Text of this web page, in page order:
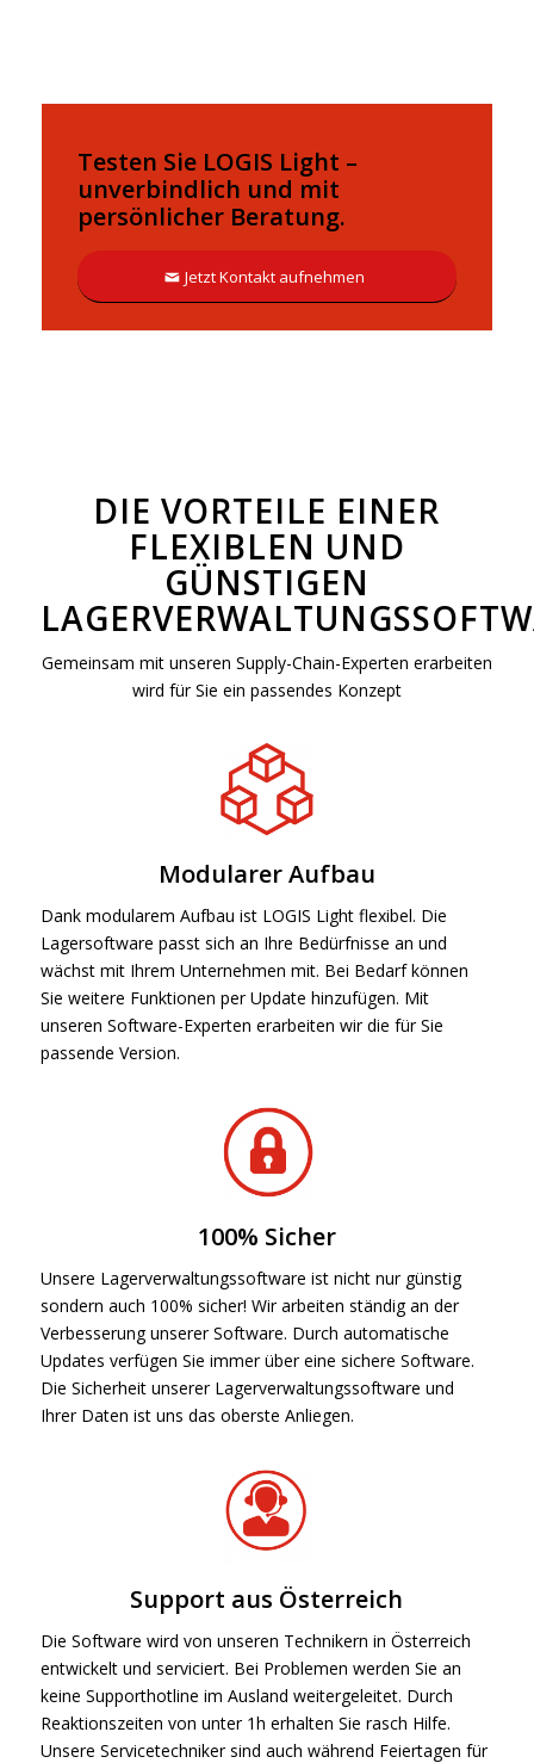
Testen Sie LOGIS Light –
unverbindlich und mit
persönlicher Beratung.
Jetzt Kontakt aufnehmen
DIE VORTEILE EINER
FLEXIBLEN UND
GÜNSTIGEN
Gemeinsam mit unseren Supply-Chain-Experten erarbeiten
wird für Sie ein passendes Konzept
Modularer Aufbau
Dank modularem Aufbau ist LOGIS Light flexibel. Die
Lagersoftware passt sich an Ihre Bedürfnisse an und
wächst mit Ihrem Unternehmen mit. Bei Bedarf können
Sie weitere Funktionen per Update hinzufügen. Mit
unseren Software-Experten erarbeiten wir die für Sie
passende Version.
100% Sicher
Unsere Lagerverwaltungssoftware ist nicht nur günstig
sondern auch 100% sicher! Wir arbeiten ständig an der
Verbesserung unserer Software. Durch automatische
Updates verfügen Sie immer über eine sichere Software.
Die Sicherheit unserer Lagerverwaltungssoftware und
Ihrer Daten ist uns das oberste Anliegen.
Support aus Österreich
Die Software wird von unseren Technikern in Österreich
entwickelt und serviciert. Bei Problemen werden Sie an
keine Supporthotline im Ausland weitergeleitet. Durch
Reaktionszeiten von unter 1h erhalten Sie rasch Hilfe.
Unsere Servicetechniker sind auch während Feiertagen für